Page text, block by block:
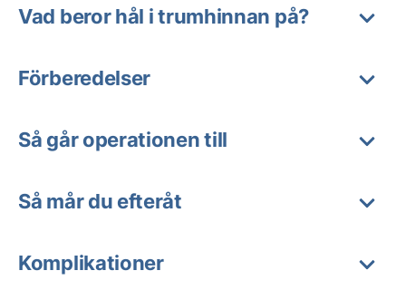
Vad beror hål i trumhinnan på?
Förberedelser
Så går operationen till
Så mår du efteråt
Komplikationer